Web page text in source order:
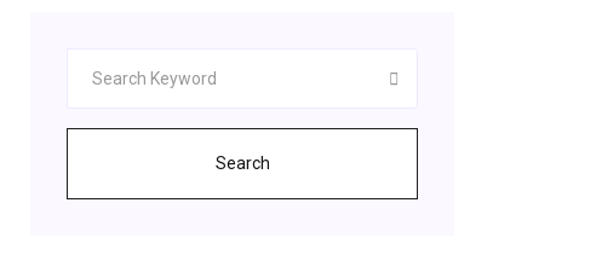
Search